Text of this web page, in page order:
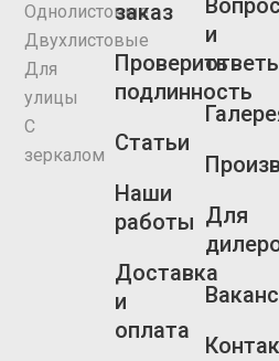
Однолистовые
Двухлистовые
Для
улицы
С
зеркалом
заказ
Проверить
подлинность
Статьи
Наши
работы
Доставка
и
оплата
и
Для